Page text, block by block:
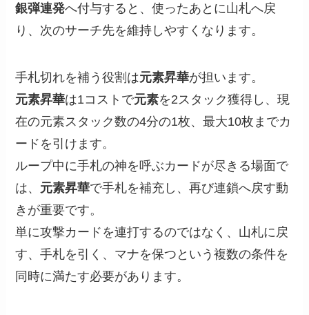
銀弾連発へ付与すると、使ったあとに山札へ戻
り、次のサーチ先を維持しやすくなります。
手札切れを補う役割は元素昇華が担います。
元素昇華は1コストで元素を2スタック獲得し、現
在の元素スタック数の4分の1枚、最大10枚までカ
ードを引けます。
ループ中に手札の神を呼ぶカードが尽きる場面で
は、 元素昇華で手札を補充し、再び連鎖へ戻す動
きが重要です。
単に攻撃カードを連打するのではなく、山札に戻
す、手札を引く、マナを保つという複数の条件を
同時に満たす必要があります。